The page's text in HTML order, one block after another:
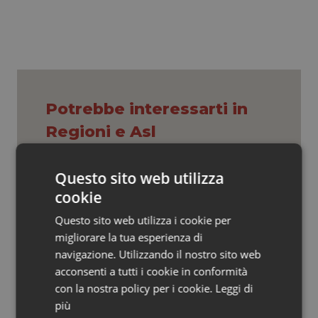
Psoriasi & pelle
Quotidiano Chirurgia
Quotidiano Oncologia
Quotidiano Pediatria
Rene & patologie urogenitali
Potrebbe interessarti in
Regioni e Asl
Cresce la ricerca in Emilia-Romagna:
numero più alto degli ultimi cinque
Puglia. Unità di crisi sanitaria al lavoro,
Decaro accelera su 118, liste d’attesa
e conti
Questo sito web utilizza
cookie
Questo sito web utilizza i cookie per
migliorare la tua esperienza di
navigazione. Utilizzando il nostro sito web
acconsenti a tutti i cookie in conformità
con la nostra policy per i cookie. Leggi di
più